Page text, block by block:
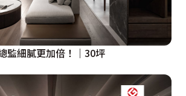
監細膩更加倍！｜30坪